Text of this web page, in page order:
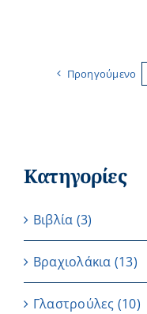
Προηγούμενο
Κατηγορίες
Βιβλία (3)
Βραχιολάκια (13)
Γλαστρούλες (10)